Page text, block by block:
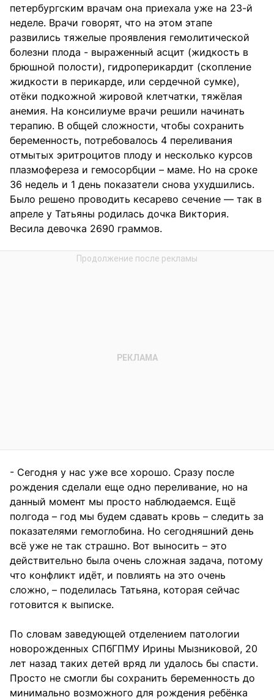
петербургским врачам она приехала уже на 23-й
неделе. Врачи говорят, что на этом этапе
развились тяжелые проявления гемолитической
болезни плода - выраженный асцит (жидкость в
брюшной полости), гидроперикардит (скопление
жидкости в перикарде, или сердечной сумке),
отёки подкожной жировой клетчатки, тяжёлая
анемия. На консилиуме врачи решили начинать
терапию. В общей сложности, чтобы сохранить
беременность, потребовалось 4 переливания
отмытых эритроцитов плоду и несколько курсов
плазмофереза и гемосорбции – маме. Но на сроке
36 недель и 1 день показатели снова ухудшились.
Было решено проводить кесарево сечение — так в
апреле у Татьяны родилась дочка Виктория.
Весила девочка 2690 граммов.
- Сегодня у нас уже все хорошо. Сразу после
рождения сделали еще одно переливание, но на
данный момент мы просто наблюдаемся. Ещё
полгода – год мы будем сдавать кровь – следить за
показателями гемоглобина. Но сегодняшний день
всё уже не так страшно. Вот выносить – это
действительно была очень сложная задача, потому
что конфликт идёт, и повлиять на это очень
сложно, – поделилась Татьяна, которая сейчас
готовится к выписке.
По словам заведующей отделением патологии
новорожденных СПбГПМУ Ирины Мызниковой, 20
лет назад таких детей вряд ли удалось бы спасти.
Просто не смогли бы сохранить беременность до
минимально возможного для рождения ребёнка